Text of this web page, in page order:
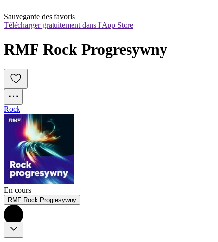
Sauvegarde des favoris
Télécharger gratuitement dans l'App Store
RMF Rock Progresywny
Rock
En cours
RMF Rock Progresywny